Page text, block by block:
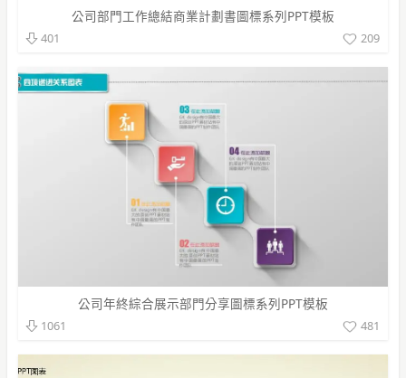
公司部門工作總結商業計劃書圖標系列PPT模板
401 209
公司年終綜合展示部門分享圖標系列PPT模板
1061 481